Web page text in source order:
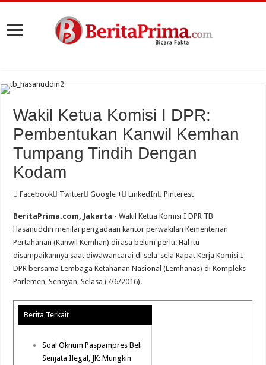
Wakil Ketua Komisi I DPR:
Pembentukan Kanwil Kemhan
Tumpang Tindih Dengan
Kodam
Facebook Twitter Google + LinkedIn Pinterest
BeritaPrima.com, Jakarta - Wakil Ketua Komisi I DPR TB
Hasanuddin menilai pengadaan kantor perwakilan Kementerian
Pertahanan (Kanwil Kemhan) dirasa belum perlu. Hal itu
disampaikannya saat diwawancarai di sela-sela Rapat Kerja Komisi I
DPR bersama Lembaga Ketahanan Nasional (Lemhanas) di Kompleks
Parlemen, Senayan, Selasa (7/6/2016).
Berita Terkait
Soal Oknum Paspampres Beli
Senjata Ilegal, JK: Mungkin